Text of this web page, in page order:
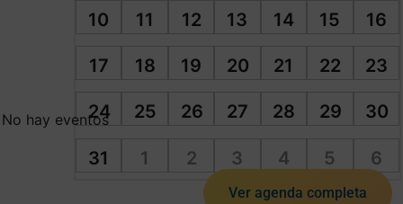
10 11 12 13 14 15 16
17 18 19 20 21 22 23
24 25 26 27 28 29 30
31 1 2 3 4 5 6
No hay eventos
Ver agenda completa